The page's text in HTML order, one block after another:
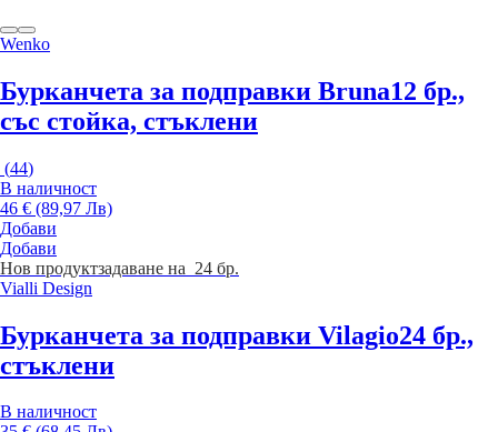
Wenko
Бурканчета за подправки Bruna12 бр.,
със стойка, стъклени
(44)
В наличност
46 € (89,97 Лв)
Добави
Добави
Нов продуктзадаване на 24 бр.
Vialli Design
Бурканчета за подправки Vilagio24 бр.,
стъклени
В наличност